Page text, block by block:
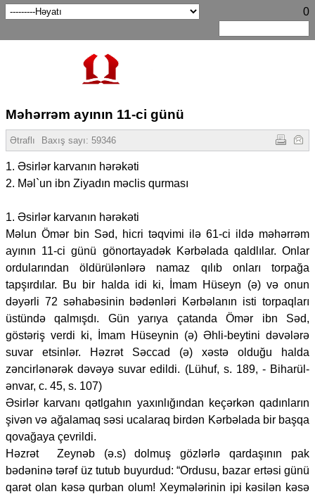
0
Məhərrəm ayının 11-ci günü
Ətraflı Baxış sayı: 59346
1. Əsirlər karvanın hərəkəti
2. Məl`un ibn Ziyadın məclis qurması
1. Əsirlər karvanın hərəkəti
Məlun Ömər bin Səd, hicri təqvimi ilə 61-ci ildə məhərrəm
ayının 11-ci günü gönortayadək Kərbəlada qaldlılar. Onlar
ordularından öldürülənlərə namaz qılıb onları torpağa
tapşırdılar. Bu bir halda idi ki, İmam Hüseyn (ə) və onun
dəyərli 72 səhabəsinin bədənləri Kərbəlanın isti torpaqları
üstündə qalmışdı. Gün yarıya çatanda Ömər ibn Səd,
göstəriş verdi ki, İmam Hüseynin (ə) Əhli-beytini dəvələrə
suvar etsinlər. Həzrət Səccad (ə) xəstə olduğu halda
zəncirlənərək dəvəyə suvar edildi. (Lühuf, s. 189, - Biharül-
ənvar, c. 45, s. 107)
Əsirlər karvanı qətlgahın yaxınlığından keçərkən qadınların
şivən və ağalamaq səsi ucalaraq birdən Kərbəlada bir başqa
qovağaya çevrildi.
Həzrət Zeynəb (ə.s) dolmuş gözlərlə qardaşının pak
bədəninə tərəf üz tutub buyurdud: “Ordusu, bazar ertəsi günü
qarət olan kəsə qurban olum! Xeymələrinin ipi kəsilən kəsə